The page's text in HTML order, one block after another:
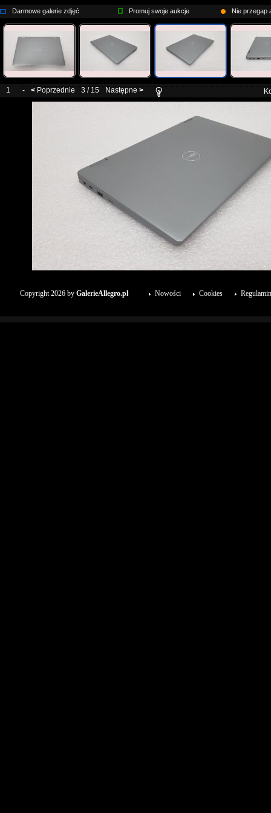
Darmowe galerie zdjęć Promuj swoje aukcje Nie przegap
1 - < Poprzednie 3 / 15 Następne >
Copyright 2026 by GalerieAllegro.pl Regulamin
Cookies
Nowości